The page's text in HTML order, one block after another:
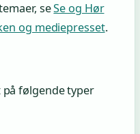
seSe og Hør
og mediepresset.
følgende typer